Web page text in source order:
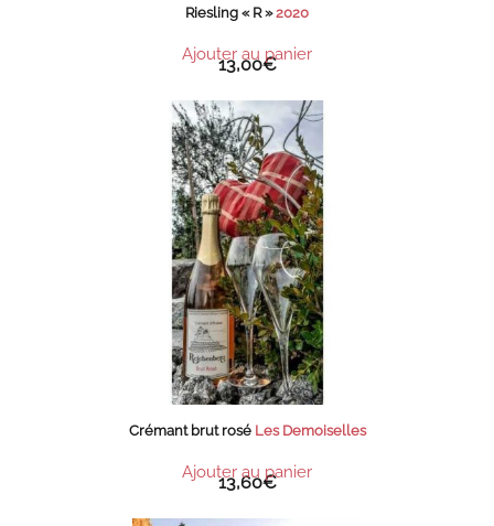
Riesling « R »2020
13,00€
Ajouter au panier
Crémant brut rosé Les Demoiselles
13,60€
Ajouter au panier